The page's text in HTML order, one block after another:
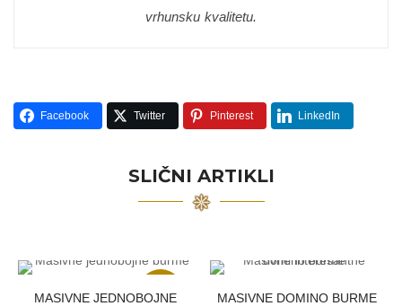
vrhunsku kvalitetu.
Facebook Twitter Pinterest LinkedIn
SLIČNI ARTIKLI
Akcija
MASIVNE JEDNOBOJNE
MASIVNE DOMINO BURME